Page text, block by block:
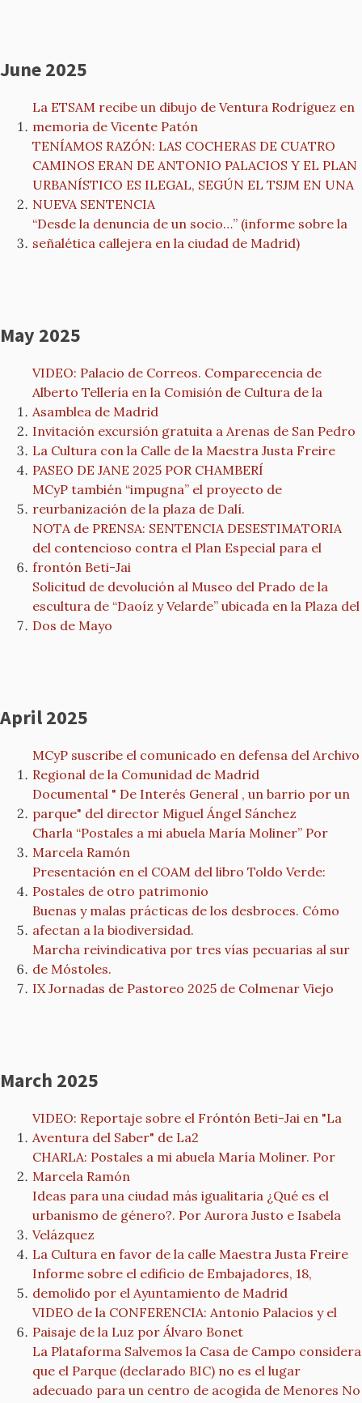
June 2025
La ETSAM recibe un dibujo de Ventura Rodríguez en
memoria de Vicente Patón
TENÍAMOS RAZÓN: LAS COCHERAS DE CUATRO
CAMINOS ERAN DE ANTONIO PALACIOS Y EL PLAN
URBANÍSTICO ES ILEGAL, SEGÚN EL TSJM EN UNA
NUEVA SENTENCIA
“Desde la denuncia de un socio…” (informe sobre la
señalética callejera en la ciudad de Madrid)
May 2025
VIDEO: Palacio de Correos. Comparecencia de
Alberto Tellería en la Comisión de Cultura de la
Asamblea de Madrid
Invitación excursión gratuita a Arenas de San Pedro
La Cultura con la Calle de la Maestra Justa Freire
PASEO DE JANE 2025 POR CHAMBERÍ
MCyP también “impugna” el proyecto de
reurbanización de la plaza de Dalí.
NOTA de PRENSA: SENTENCIA DESESTIMATORIA
del contencioso contra el Plan Especial para el
frontón Beti-Jai
Solicitud de devolución al Museo del Prado de la
escultura de “Daoíz y Velarde” ubicada en la Plaza del
Dos de Mayo
April 2025
MCyP suscribe el comunicado en defensa del Archivo
Regional de la Comunidad de Madrid
Documental " De Interés General , un barrio por un
parque" del director Miguel Ángel Sánchez
Charla “Postales a mi abuela María Moliner” Por
Marcela Ramón
Presentación en el COAM del libro Toldo Verde:
Postales de otro patrimonio
Buenas y malas prácticas de los desbroces. Cómo
afectan a la biodiversidad.
Marcha reivindicativa por tres vías pecuarias al sur
de Móstoles.
IX Jornadas de Pastoreo 2025 de Colmenar Viejo
March 2025
VIDEO: Reportaje sobre el Fróntón Beti-Jai en "La
Aventura del Saber" de La2
CHARLA: Postales a mi abuela María Moliner. Por
Marcela Ramón
Ideas para una ciudad más igualitaria ¿Qué es el
urbanismo de género?. Por Aurora Justo e Isabela
Velázquez
La Cultura en favor de la calle Maestra Justa Freire
Informe sobre el edificio de Embajadores, 18,
demolido por el Ayuntamiento de Madrid
VIDEO de la CONFERENCIA: Antonio Palacios y el
Paisaje de la Luz por Álvaro Bonet
La Plataforma Salvemos la Casa de Campo considera
que el Parque (declarado BIC) no es el lugar
adecuado para un centro de acogida de Menores No